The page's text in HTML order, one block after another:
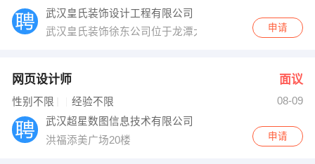
其他职位武汉皇氏装饰设计工程有限公司
武汉皇氏装饰徐东公司位于龙潭大厦A601
申请
网页设计师 面议
性别不限 经验不限
08-09
武汉超星数图信息技术有限公司
洪福添美广场20楼
申请